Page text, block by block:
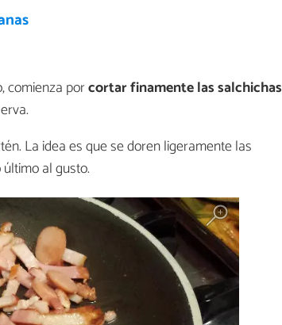
comienza porcortar finamente las salchichas
La idea es que se doren ligeramente las
al gusto.